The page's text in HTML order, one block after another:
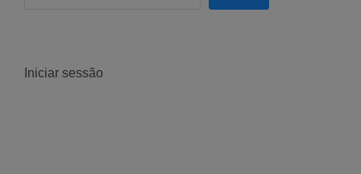
Iniciar sessão